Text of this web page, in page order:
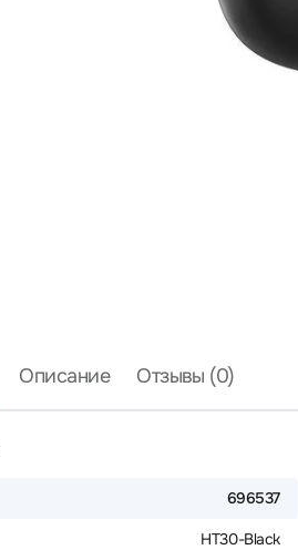
Описание Отзывы (0)
696537
HT30-Black